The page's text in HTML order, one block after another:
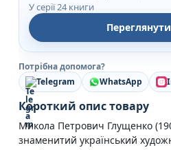
У серії 24 книги
Потрібна допомога?
Telegram
WhatsApp
Короткий опис товару
Микола Петрович Глущенко
знаменитий український